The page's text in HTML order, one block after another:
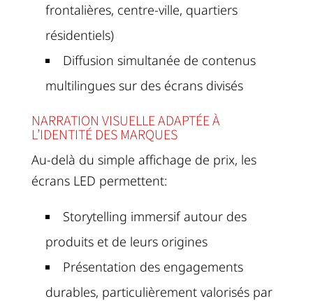
frontalières, centre-ville, quartiers
résidentiels)
Diffusion simultanée de contenus
multilingues sur des écrans divisés
NARRATION VISUELLE ADAPTÉE À
L’IDENTITÉ DES MARQUES
Au-delà du simple affichage de prix, les
écrans LED permettent:
Storytelling immersif autour des
produits et de leurs origines
Présentation des engagements
durables, particulièrement valorisés par